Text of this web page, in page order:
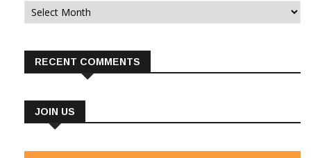
Archives
RECENT COMMENTS
JOIN US